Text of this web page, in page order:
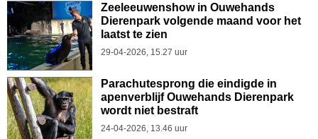
Zeeleeuwenshow in Ouwehands
Dierenpark volgende maand voor het
laatst te zien
29-04-2026, 15.27 uur
Parachutesprong die eindigde in
apenverblijf Ouwehands Dierenpark
wordt niet bestraft
24-04-2026, 13.46 uur